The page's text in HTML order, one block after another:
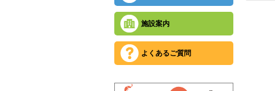
施設案内
よくあるご質問